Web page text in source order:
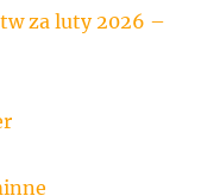
za luty 2026 –